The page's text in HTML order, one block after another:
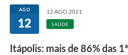
Serviços Online
Carta de Serviços
AGO
12
12 AGO 2021
SAÚDE
Itápolis: mais de 86% das